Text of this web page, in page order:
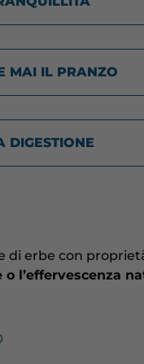
MAI IL PRANZO
DIGESTIONE
di erbe con
l’effervescenza